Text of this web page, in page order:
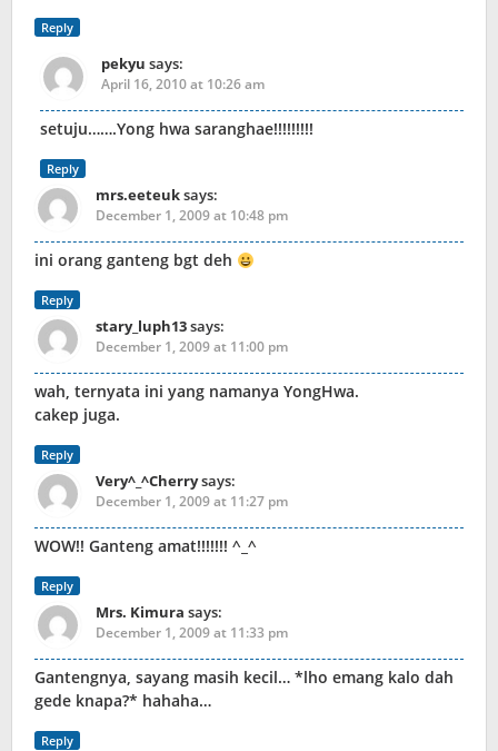
Reply
pekyu says:
April 16, 2010 at 10:26 am
setuju…….Yong hwa saranghae!!!!!!!!!
Reply
mrs.eeteuksays:
December 1, 2009 at 10:48 pm
ini orang ganteng bgt deh
Reply
stary_luph13says:
December 1, 2009 at 11:00 pm
wah, ternyata ini yang namanya YongHwa.
cakep juga.
Reply
Very^_^Cherrysays:
December 1, 2009 at 11:27 pm
WOW!! Ganteng amat!!!!!!! ^_^
Reply
Mrs. Kimura says:
December 1, 2009 at 11:33 pm
Gantengnya, sayang masih kecil… *lho emang kalo dah
gede knapa?* hahaha…
Reply